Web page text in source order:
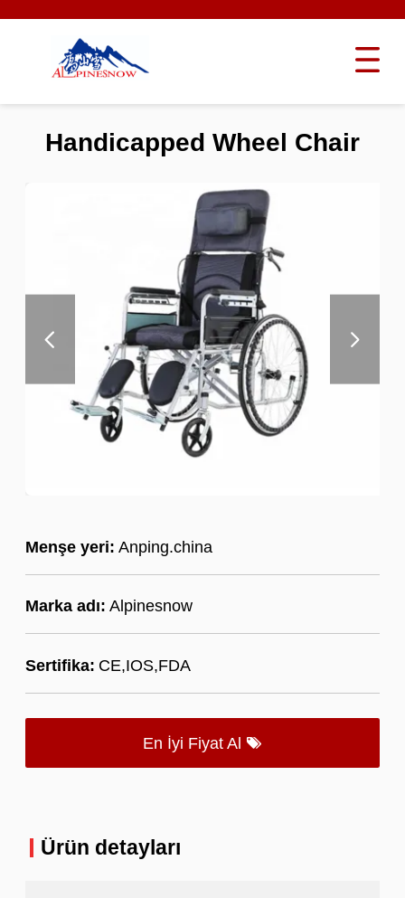
Menşe yeri: Anping.china
Marka adı: Alpinesnow
Sertifika: CE,IOS,FDA
En İyi Fiyat Al
Handicapped Wheel Chair
Ürün detayları